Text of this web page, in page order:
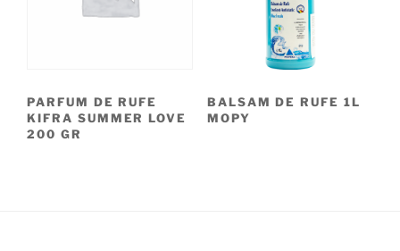
PARFUM DE RUFE
KIFRA SUMMER LOVE
200 GR
BALSAM DE RUFE 1L
MOPY